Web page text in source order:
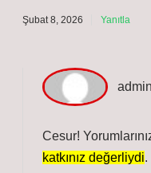
Şubat 8, 2026 Yanıtla
Cesur!
katkınız değerliydi.